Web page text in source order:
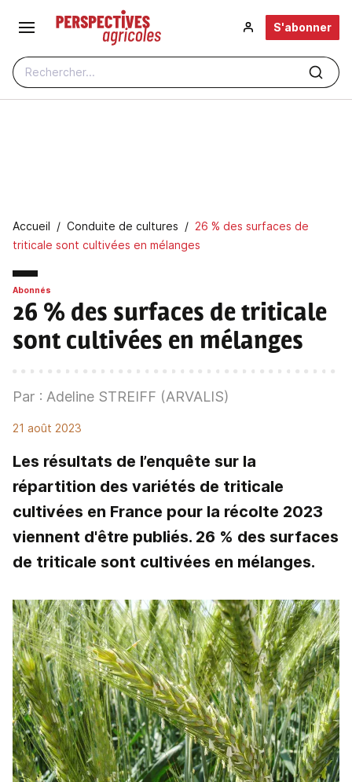
Aller au contenu principal
Rechercher...
S'abonner
Fil d'Ariane
Accueil Conduite de cultures
26 % des surfaces de
triticale sont cultivées en mélanges
Abonnés
26 % des surfaces de triticale
sont cultivées en mélanges
Par : Adeline STREIFF (ARVALIS)
21 août 2023
Les résultats de l’enquête sur la
répartition des variétés de triticale
cultivées en France pour la récolte 2023
viennent d'être publiés. 26 % des surfaces
de triticale sont cultivées en mélanges.